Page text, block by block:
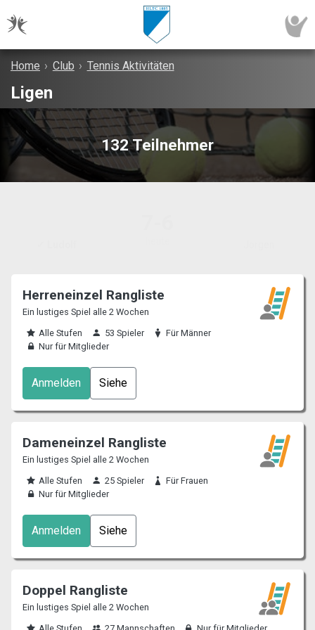
Home › Club › Tennis Aktivitäten
Ligen
132 Teilnehmer
Herreneinzel Rangliste
Ein lustiges Spiel alle 2 Wochen
Alle Stufen
53 Spieler
Für Männer
Nur für Mitglieder
Anmelden Siehe
Dameneinzel Rangliste
Ein lustiges Spiel alle 2 Wochen
Alle Stufen
25 Spieler
Für Frauen
Nur für Mitglieder
Anmelden Siehe
Doppel Rangliste
Ein lustiges Spiel alle 2 Wochen